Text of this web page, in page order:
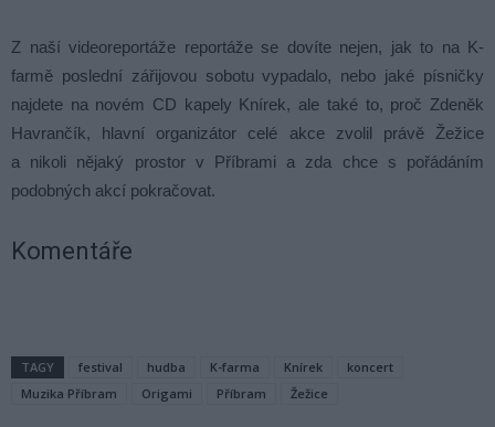
Z naší videoreportáže reportáže se dovíte nejen, jak to na K-
farmě poslední zářijovou sobotu vypadalo, nebo jaké písničky
najdete na novém CD kapely Knírek, ale také to, proč Zdeněk
Havrančík, hlavní organizátor celé akce zvolil právě Žežice
a nikoli nějaký prostor v Příbrami a zda chce s pořádáním
podobných akcí pokračovat.
Komentáře
TAGY festival hudba K-farma Knírek
koncert
Muzika Příbram
Origami Příbram Žežice